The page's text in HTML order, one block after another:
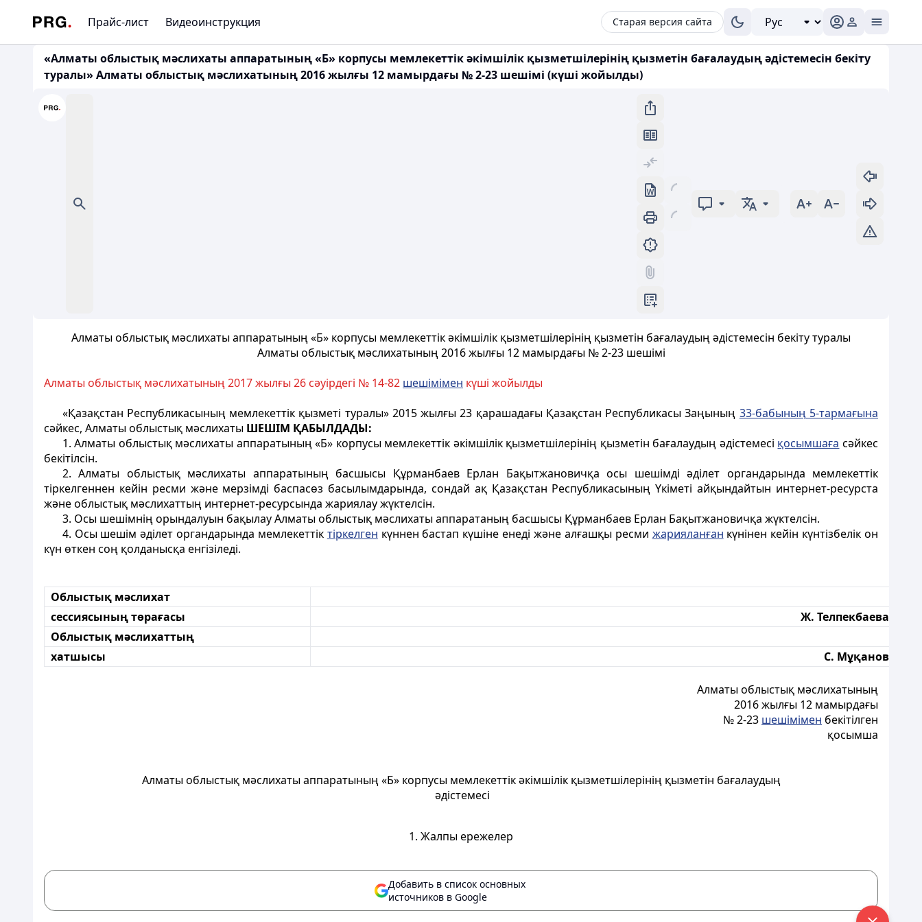
Прайс-лист Видеоинструкция Старая версия сайта
«Алматы облыстық мәслихаты аппаратының «Б» корпусы мемлекеттік әкімшілік қызметшілерінің қызметін бағалаудың әдістемесін бекіту
туралы» Алматы облыстық мәслихатының 2016 жылғы 12 мамырдағы № 2-23 шешімі (күші жойылды)
Алматы облыстық мәслихаты аппаратының «Б» корпусы мемлекеттік әкімшілік қызметшілерінің қызметін бағалаудың әдістемесін бекіту туралы
Алматы облыстық мәслихатының 2016 жылғы 12 мамырдағы № 2-23 шешімі
Алматы облыстық мәслихатының 2017 жылғы 26 сәуірдегі № 14-82 шешімімен күші жойылды
«Қазақстан Республикасының мемлекеттік қызметі туралы» 2015 жылғы 23 қарашадағы Қазақстан Республикасы Заңының 33-бабының 5-тармағына
сәйкес, Алматы облыстық мәслихаты ШЕШІМ ҚАБЫЛДАДЫ:
1. Алматы облыстық мәслихаты аппаратының «Б» корпусы мемлекеттік әкімшілік қызметшілерінің қызметін бағалаудың әдістемесі қосымшаға сәйкес
бекітілсін.
2. Алматы облыстық мәслихаты аппаратының басшысы Құрманбаев Ерлан Бақытжановичқа осы шешімді әділет органдарында мемлекеттік
тіркелгеннен кейін ресми және мерзімді баспасөз басылымдарында, сондай ақ Қазақстан Республикасының Үкіметі айқындайтын интернет-ресурста
және облыстық мәслихаттың интернет-ресурсында жариялау жүктелсін.
3. Осы шешімнің орындалуын бақылау Алматы облыстық мәслихаты аппаратаның басшысы Құрманбаев Ерлан Бақытжановичқа жүктелсін.
4. Осы шешім әділет органдарында мемлекеттік тіркелген күннен бастап күшіне енеді және алғашқы ресми жарияланған күнінен кейін күнтізбелік он
күн өткен соң қолданысқа енгізіледі.
Облыстық мәслихат
сессиясының төрағасы
Ж. Телпекбаева
Облыстық мәслихаттың
хатшысы
С. Мұқанов
Алматы облыстық мәслихатының
2016 жылғы 12 мамырдағы
№ 2-23 шешімімен бекітілген
қосымша
Алматы облыстық мәслихаты аппаратының «Б» корпусы мемлекеттік әкімшілік қызметшілерінің қызметін бағалаудың
әдістемесі
1. Жалпы ережелер
Добавить в список основных
источников в Google